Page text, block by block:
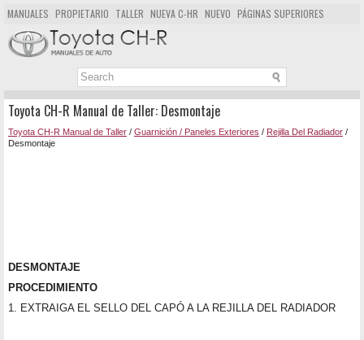
MANUALES PROPIETARIO TALLER NUEVA C-HR NUEVO PÁGINAS SUPERIORES
MAPA DEL SITIO
BUSCAR
Toyota CH-R Manual de Taller: Desmontaje
Toyota CH-R Manual de Taller / Guarnición / Paneles Exteriores / Rejilla Del Radiador /
Desmontaje
DESMONTAJE
PROCEDIMIENTO
1. EXTRAIGA EL SELLO DEL CAPÓ A LA REJILLA DEL RADIADOR